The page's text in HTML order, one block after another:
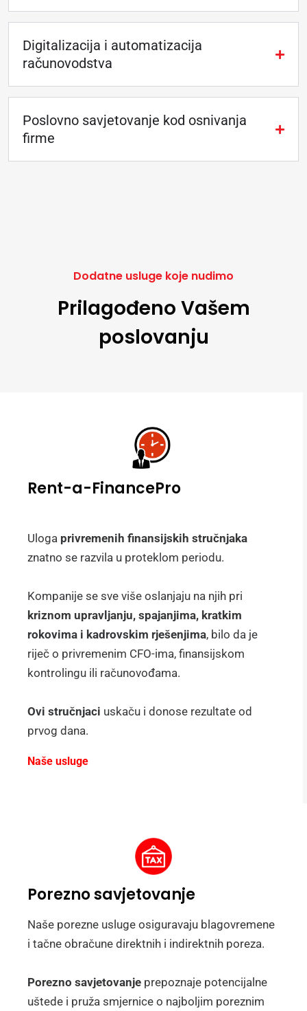
Digitalizacija i automatizacija
računovodstva
Poslovno savjetovanje kod osnivanja
firme
Dodatne usluge koje nudimo
Prilagođeno Vašem
poslovanju
Rent-a-FinancePro
Uloga privremenih finansijskih stručnjaka
znatno se razvila u proteklom periodu.
Kompanije se sve više oslanjaju na njih pri
kriznom upravljanju, spajanjima, kratkim
rokovima i kadrovskim rješenjima, bilo da je
riječ o privremenim CFO-ima, finansijskom
kontrolingu ili računovođama.
Ovi stručnjaci uskaču i donose rezultate od
prvog dana.
Naše usluge
Porezno savjetovanje
Naše porezne usluge osiguravaju blagovremene
i tačne obračune direktnih i indirektnih poreza.
Porezno savjetovanje prepoznaje potencijalne
uštede i pruža smjernice o najboljim poreznim